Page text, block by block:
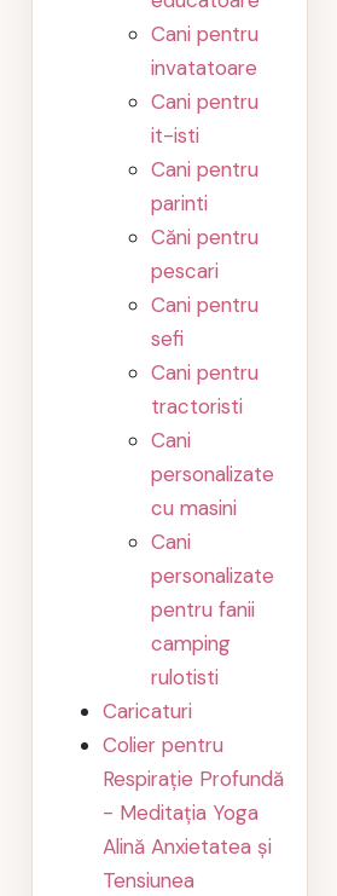
Cani pentru
invatatoare
Cani pentru
it-isti
Cani pentru
parinti
Căni pentru
pescari
Cani pentru
sefi
Cani pentru
tractoristi
Cani
personalizate
cu masini
Cani
personalizate
pentru fanii
camping
rulotisti
Caricaturi
Colier pentru
Respirație Profundă
- Meditația Yoga
Alină Anxietatea și
Tensiunea